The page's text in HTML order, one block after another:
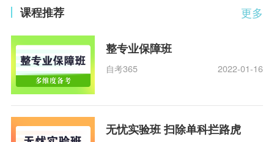
更多
课程推荐
整专业保障班
自考365 2022-01-16
无忧实验班 扫除单科拦路虎